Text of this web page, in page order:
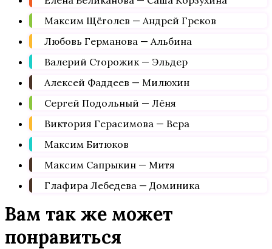
Максим Щёголев — Андрей Греков
Любовь Германова — Альбина
Валерий Сторожик — Эльдер
Алексей Фаддеев — Милюхин
Сергей Подольный — Лёня
Виктория Герасимова — Вера
Максим Битюков
Максим Сапрыкин — Митя
Глафира Лебедева — Доминика
Вам так же может
понравиться